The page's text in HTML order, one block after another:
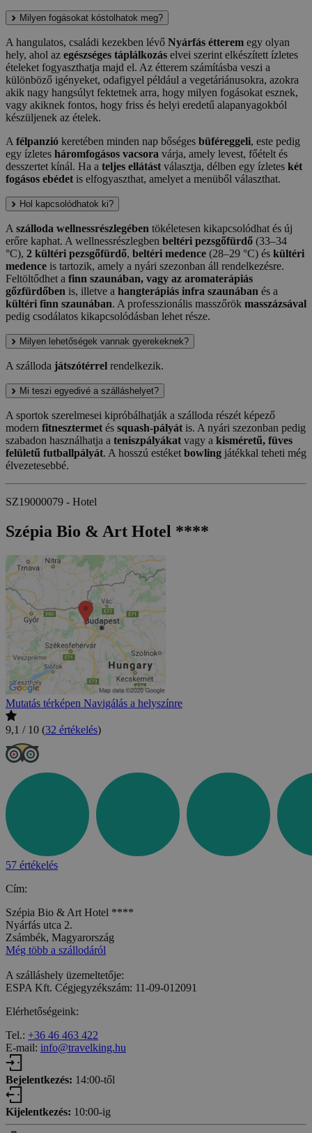
Milyen fogásokat kóstolhatok meg?
A hangulatos, családi kezekben lévő Nyárfás étterem egy olyan
hely, ahol az egészséges táplálkozás elvei szerint elkészített ízletes
ételeket fogyaszthatja majd el. Az étterem számításba veszi a
különböző igényeket, odafigyel például a vegetáriánusokra, azokra
akik nagy hangsúlyt fektetnek arra, hogy milyen fogásokat esznek,
vagy akiknek fontos, hogy friss és helyi eredetű alapanyagokból
készüljenek az ételek.
A félpanzió keretében minden nap bőséges büféreggeli, este pedig
egy ízletes háromfogásos vacsora várja, amely levest, főételt és
desszertet kínál. Ha a teljes ellátást választja, délben egy ízletes két
fogásos ebédet is elfogyaszthat, amelyet a menüből választhat.
Hol kapcsolódhatok ki?
A szálloda wellnessrészlegében tökéletesen kikapcsolódhat és új
erőre kaphat. A wellnessrészlegben beltéri pezsgőfürdő (33–34
°C), 2 kültéri pezsgőfürdő, beltéri medence (28–29 °C) és kültéri
medence is tartozik, amely a nyári szezonban áll rendelkezésre.
Feltöltődhet a finn szaunában, vagy az aromaterápiás
gőzfürdőben is, illetve a hangterápiás infra szaunában és a
kültéri finn szaunában. A professzionális masszőrök masszázsával
pedig csodálatos kikapcsolódásban lehet része.
Milyen lehetőségek vannak gyerekeknek?
A szálloda játszótérrel rendelkezik.
Mi teszi egyedivé a szálláshelyet?
A sportok szerelmesei kipróbálhatják a szálloda részét képező
modern fitnesztermet és squash-pályát is. A nyári szezonban pedig
szabadon használhatja a teniszpályákat vagy a kisméretű, füves
felületű futballpályát. A hosszú estéket bowling játékkal teheti még
élvezetesebbé.
SZ19000079 - Hotel
Szépia Bio & Art Hotel ****
Mutatás térképen Navigálás a helyszínre
9,1 / 10 (32 értékelés)
57 értékelés
Cím:
Szépia Bio & Art Hotel ****
Nyárfás utca 2.
Zsámbék, Magyarország
Még több a szállodáról
A szálláshely üzemeltetője:
ESPA Kft. Cégjegyzékszám: 11-09-012091
Elérhetőségeink:
Tel.: +36 46 463 422
E-mail: info@travelking.hu
Bejelentkezés: 14:00-től
Kijelentkezés: 10:00-ig